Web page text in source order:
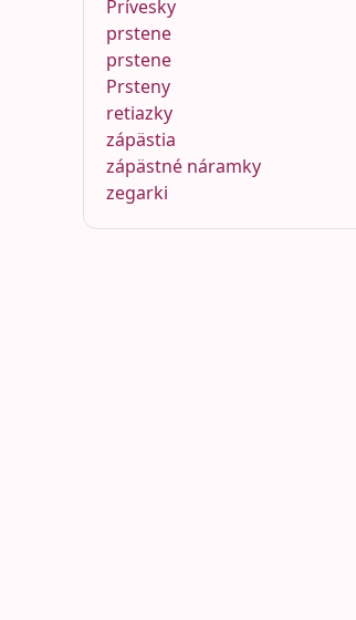
Prívesky
prstene
prstene
Prsteny
retiazky
zápästia
zápästné náramky
zegarki